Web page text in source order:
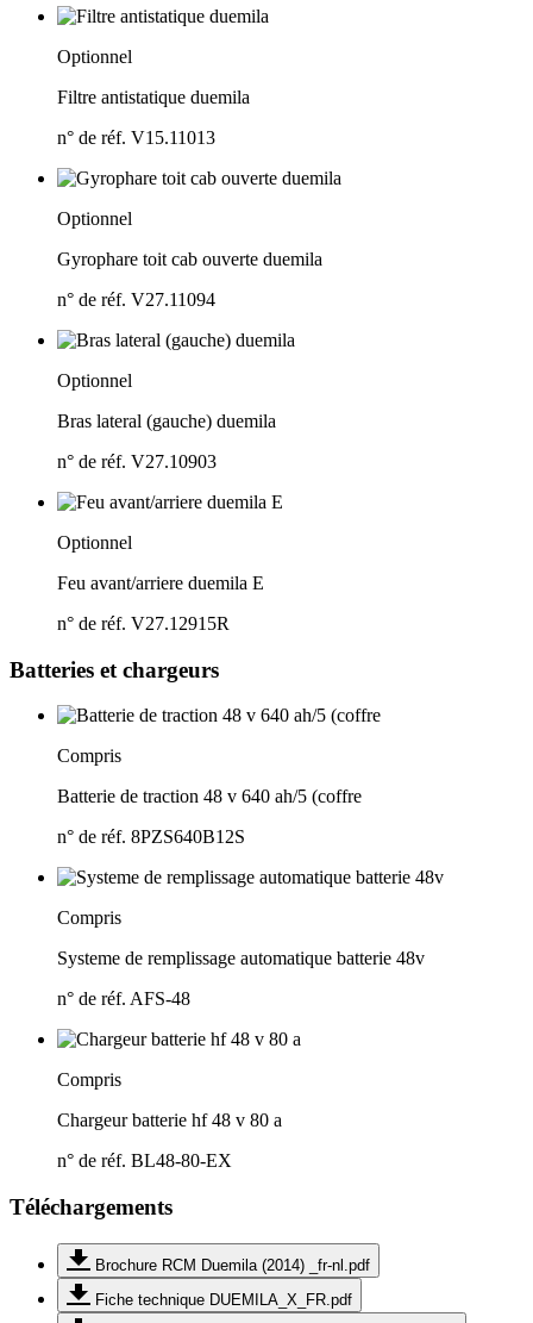
Optionnel
Filtre antistatique duemila
n° de réf. V15.11013
Optionnel
Gyrophare toit cab ouverte duemila
n° de réf. V27.11094
Optionnel
Bras lateral (gauche) duemila
n° de réf. V27.10903
Optionnel
Feu avant/arriere duemila E
n° de réf. V27.12915R
Batteries et chargeurs
Compris
Batterie de traction 48 v 640 ah/5 (coffre
n° de réf. 8PZS640B12S
Compris
Systeme de remplissage automatique batterie 48v
n° de réf. AFS-48
Compris
Chargeur batterie hf 48 v 80 a
n° de réf. BL48-80-EX
Téléchargements
Brochure RCM Duemila (2014) _fr-nl.pdf
Fiche technique DUEMILA_X_FR.pdf